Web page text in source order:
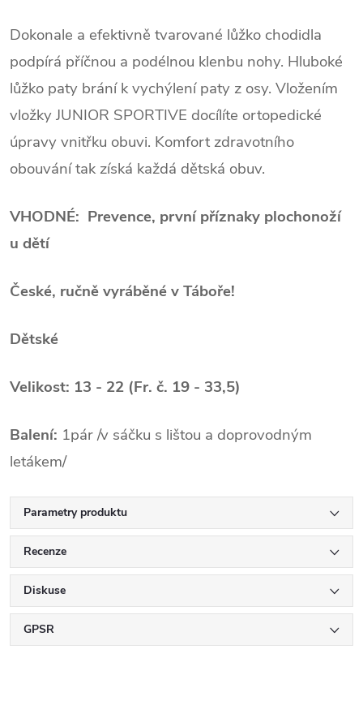
Dokonale a efektivně tvarované lůžko chodidla
podpírá příčnou a podélnou klenbu nohy. Hluboké
lůžko paty brání k vychýlení paty z osy. Vložením
vložky JUNIOR SPORTIVE docílíte ortopedické
úpravy vnitřku obuvi. Komfort zdravotního
obouvání tak získá každá dětská obuv.
VHODNÉ: Prevence, první příznaky plochonoží
u dětí
České, ručně vyráběné v Táboře!
Dětské
Velikost: 13 - 22 (Fr. č. 19 - 33,5)
Balení: 1pár /v sáčku s lištou a doprovodným
letákem/
Parametry produktu
Recenze
Diskuse
GPSR